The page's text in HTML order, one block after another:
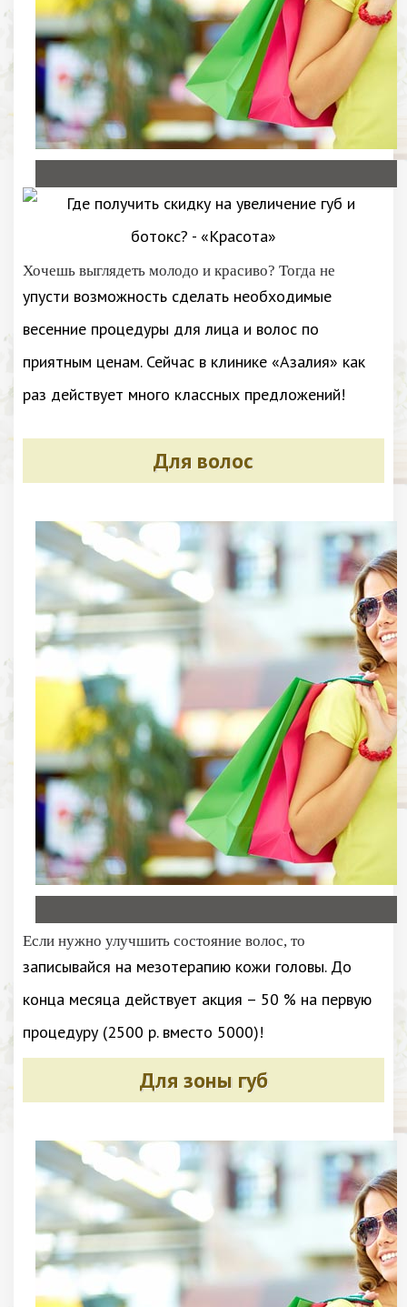
Хочешь выглядеть молодо и красиво? Тогда не
упусти возможность сделать необходимые
весенние процедуры для лица и волос по
приятным ценам. Сейчас в клинике «Азалия» как
раз действует много классных предложений!
Для волос
Если нужно улучшить состояние волос, то
записывайся на мезотерапию кожи головы. До
конца месяца действует акция – 50 % на первую
процедуру (2500 р. вместо 5000)!
Для зоны губ